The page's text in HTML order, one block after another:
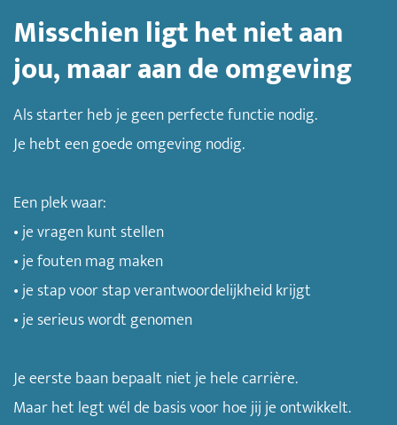
Misschien ligt het niet aan
jou, maar aan de omgeving
Als starter heb je geen perfecte functie nodig.
Je hebt een goede omgeving nodig.
Een plek waar:
• je vragen kunt stellen
• je fouten mag maken
• je stap voor stap verantwoordelijkheid krijgt
• je serieus wordt genomen
Je eerste baan bepaalt niet je hele carrière.
Maar het legt wél de basis voor hoe jij je ontwikkelt.